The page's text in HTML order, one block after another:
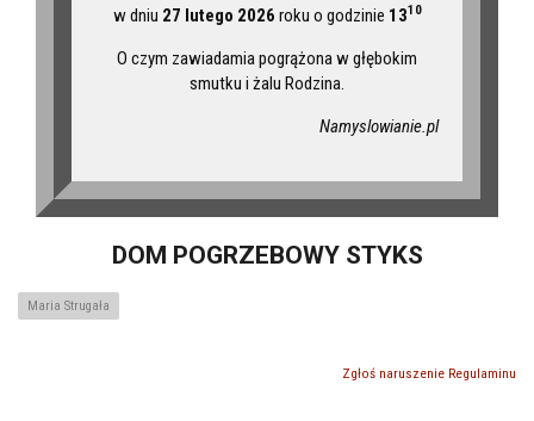
w dniu 27 lutego 2026 roku o godzinie 1310
O czym zawiadamia pogrążona w głębokim
smutku i żalu Rodzina.
Namyslowianie.pl
DOM POGRZEBOWY STYKS
Maria Strugała
Zgłoś naruszenie Regulaminu